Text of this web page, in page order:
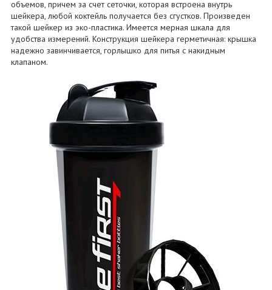
объемов, причем за счет сеточки, которая встроена внутрь
шейкера, любой коктейль получается без сгустков. Произведен
такой шейкер из эко-пластика. Имеется мерная шкала для
удобства измерений. Конструкция шейкера герметичная: крышка
надежно завинчивается, горлышко для питья с накидным
клапаном.